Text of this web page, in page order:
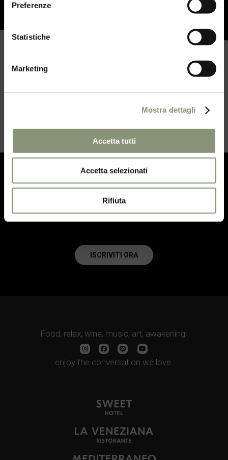
Preferenze
Statistiche
Marketing
Mostra dettagli
Accetta tutti
Accetta selezionati
Rifiuta
Iscriviti allaSweet Newsletterper
essere aggiornato sulle nostre attività
e ricevere offerte esclusive.
ISCRIVITI ORA
Food, relax, wine, music, art, awakening:
enjoy the conversation we love.